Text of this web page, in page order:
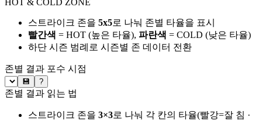
HOT & COLD ZONE
스트라이크 존을 5x5로 나눠 존별 타율을 표시
빨간색 = HOT (높은 타율), 파란색 = COLD (낮은 타율)
하단 시즌 범례로 시즌별 존 데이터 전환
존별 결과 포수 시점
💾 ?
존별 결과 읽는 법
스트라이크 존을 3×3로 나눠 각 칸의 타율(빨강=잘 침 ·